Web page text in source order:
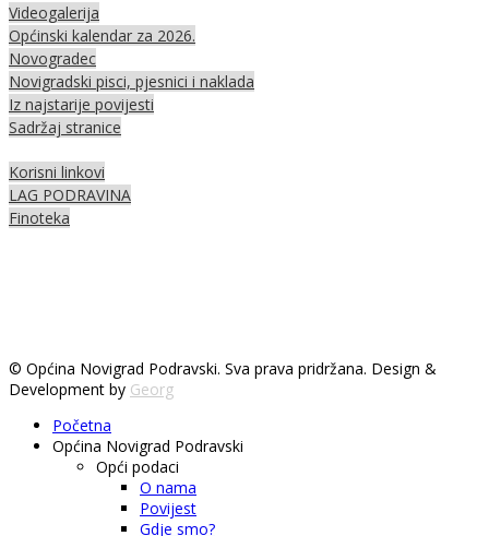
Videogalerija
Općinski kalendar za 2026.
Novogradec
Novigradski pisci, pjesnici i naklada
Iz najstarije povijesti
Sadržaj stranice
Korisni linkovi
LAG PODRAVINA
Finoteka
© Općina Novigrad Podravski. Sva prava pridržana. Design &
Development by Georg
Početna
Općina Novigrad Podravski
Opći podaci
O nama
Povijest
Gdje smo?